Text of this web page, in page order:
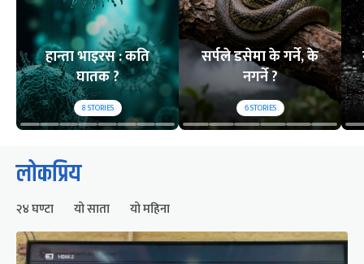
हान्ता भाइरस : कति
घातक ?
8STORIES
सर्पले डसेमा के गर्ने, के
नगर्ने ?
6STORIES
लोकप्रिय
२४ घण्टा यो साता यो महिना